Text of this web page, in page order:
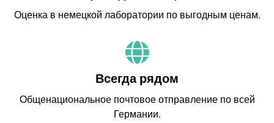
Оценка в немецкой лаборатории по выгодным ценам.
Всегда рядом
Общенациональное почтовое отправление по всей
Германии.